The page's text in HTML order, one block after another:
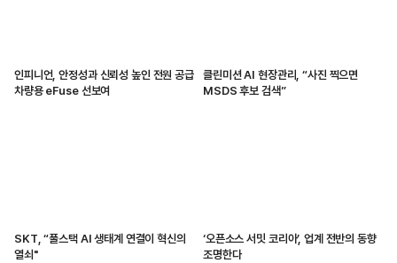
인피니언, 안정성과 신뢰성 높인 전원 공급
차량용 eFuse 선보여
클린미션 AI 현장관리, “사진 찍으면
MSDS 후보 검색”
SKT, “풀스택 AI 생태계 연결이 혁신의
열쇠"
‘오픈소스 서밋 코리아’, 업계 전반의 동향
조명한다